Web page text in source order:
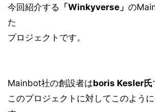
今回紹介する 「Winkyverse」 の
た
プロジェクトです。
Mainbot社の創設者はboris Kesler氏
このプロジェクトに対してこのよう